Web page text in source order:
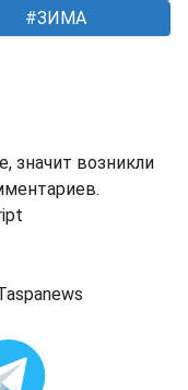
ЗИМА
значит возникли